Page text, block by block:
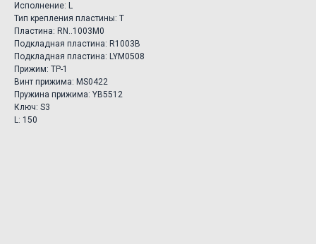
Исполнение: L
Тип крепления пластины: T
Пластина: RN..1003M0
Подкладная пластина: R1003B
Подкладная пластина: LYM0508
Прижим: TP-1
Винт прижима: MS0422
Пружина прижима: YB5512
Ключ: S3
L: 150